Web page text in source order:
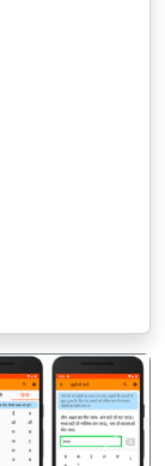
अगला